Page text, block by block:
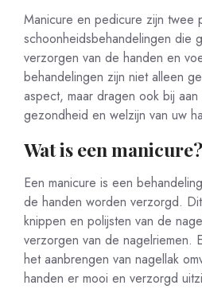
Manicure en pedicure zijn twee
schoonheidsbehandelingen die
verzorgen van de handen en
behandelingen zijn niet alleen
aspect, maar dragen ook bij
gezondheid en welzijn van uw
Wat is een manicure?
Een manicure is een
de handen worden verzorgd.
knippen en polijsten van de
verzorgen van de nagelriemen.
het aanbrengen van nagellak
handen er mooi en verzorgd